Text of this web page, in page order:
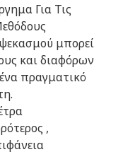
Για Τις
μπορεί
και διαφόρων
πραγματικό
,